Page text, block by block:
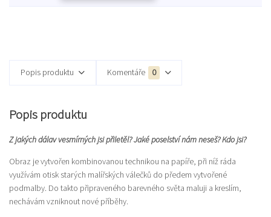
Popis produktu Komentáře 0
Popis produktu
Z jakých dálav vesmírných jsi přiletěl? Jaké poselství nám neseš? Kdo jsi?
Obraz je vytvořen kombinovanou technikou na papíře, při níž ráda
využívám otisk starých malířských válečků do předem vytvořené
podmalby. Do takto připraveného barevného světa maluji a kreslím,
nechávám vzniknout nové příběhy.